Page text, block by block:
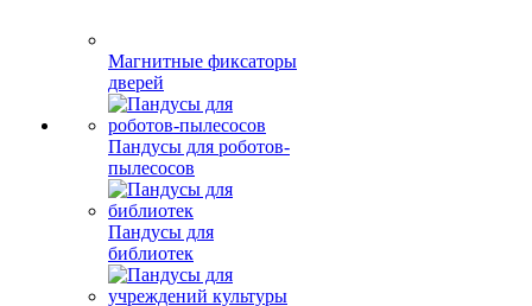
Магнитные фиксаторы
дверей
Пандусы для роботов-
пылесосов
Пандусы для
библиотек